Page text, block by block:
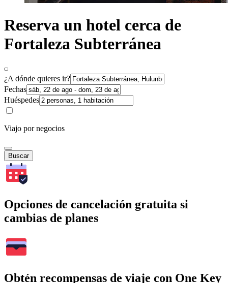
Reserva un hotel cerca de
Fortaleza Subterránea
¿A dónde quieres ir?
Fechas
Huéspedes
Viajo por negocios
Buscar
Opciones de cancelación gratuita si
cambias de planes
Obtén recompensas de viaje con One Key